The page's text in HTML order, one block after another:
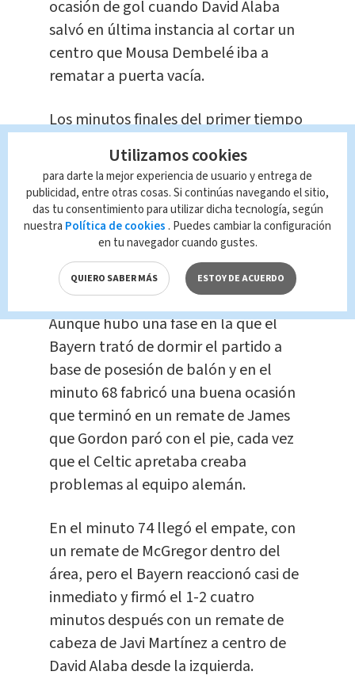
ocasión de gol cuando David Alaba
salvó en última instancia al cortar un
centro que Mousa Dembelé iba a
rematar a puerta vacía.
Los minutos finales del primer tiempo
jugando con juego y eso se reafirmó en
el comienzo del primer tiempo
cuando, en el minuto 48, el meta Sven
Ullreich tuvo que desviar a saque de
esquina un disparo de Armstrong
desde la media luna
Aunque hubo una fase en la que el
Bayern trató de dormir el partido a
base de posesión de balón y en el
minuto 68 fabricó una buena ocasión
que terminó en un remate de James
que Gordon paró con el pie, cada vez
que el Celtic apretaba creaba
problemas al equipo alemán.
En el minuto 74 llegó el empate, con
un remate de McGregor dentro del
área, pero el Bayern reaccionó casi de
inmediato y firmó el 1-2 cuatro
minutos después con un remate de
cabeza de Javi Martínez a centro de
David Alaba desde la izquierda.
Utilizamos cookies
para darte la mejor experiencia de usuario y entrega de
publicidad, entre otras cosas. Si continúas navegando el sitio,
das tu consentimiento para utilizar dicha tecnología, según
nuestra Política de cookies . Puedes cambiar la configuración
en tu navegador cuando gustes.
QUIERO SABER MÁS ESTOY DE ACUERDO